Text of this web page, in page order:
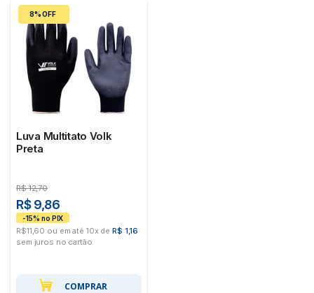
8% OFF
Luva Multitato Volk
Preta
R$ 12,70
R$ 9,86
R$11,60 ou em até 10x de R$ 1,16
sem juros no cartão
COMPRAR